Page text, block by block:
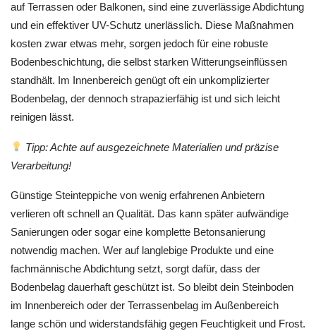
auf Terrassen oder Balkonen, sind eine zuverlässige Abdichtung
und ein effektiver UV-Schutz unerlässlich. Diese Maßnahmen
kosten zwar etwas mehr, sorgen jedoch für eine robuste
Bodenbeschichtung, die selbst starken Witterungseinflüssen
standhält. Im Innenbereich genügt oft ein unkomplizierter
Bodenbelag, der dennoch strapazierfähig ist und sich leicht
reinigen lässt.
Tipp: Achte auf ausgezeichnete Materialien und präzise
Verarbeitung!
Günstige Steinteppiche von wenig erfahrenen Anbietern
verlieren oft schnell an Qualität. Das kann später aufwändige
Sanierungen oder sogar eine komplette Betonsanierung
notwendig machen. Wer auf langlebige Produkte und eine
fachmännische Abdichtung setzt, sorgt dafür, dass der
Bodenbelag dauerhaft geschützt ist. So bleibt dein Steinboden
im Innenbereich oder der Terrassenbelag im Außenbereich
lange schön und widerstandsfähig gegen Feuchtigkeit und Frost.